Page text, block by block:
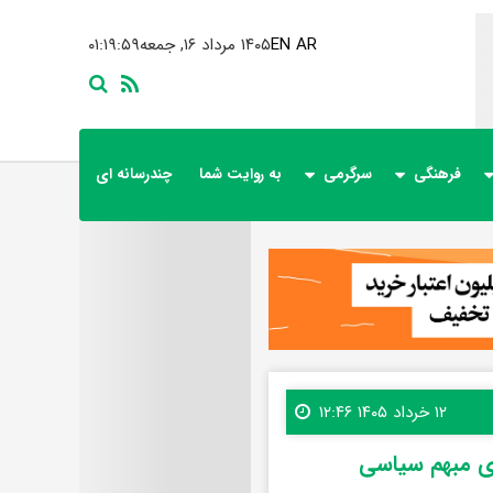
۰۱:۲۰:۰۱ ۱۴۰۵ مرداد ۱۶, جمعهEN AR
فرهنگی سرگرمی به روایت شما چندرسانه ای
۱۲ خرداد ۱۴۰۵ ۱۲:۴۶